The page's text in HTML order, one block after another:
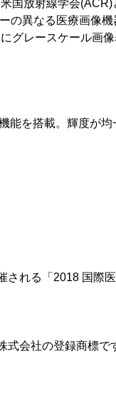
国放射線学会(ACR)
の異なる医療画像
グレースケール画
能を搭載。輝度が
される「2018 国際
式会社の登録商標で